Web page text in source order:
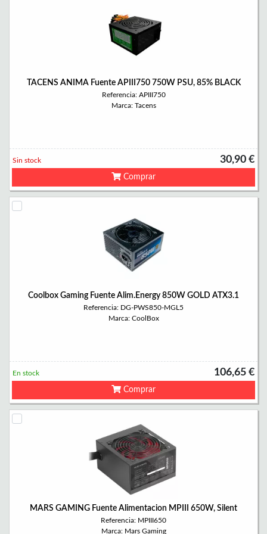
TACENS ANIMA Fuente APIII750 750W PSU, 85% BLACK
Referencia: APIII750
Marca: Tacens
30,90 €
Sin stock
Comprar
Coolbox Gaming Fuente Alim.Energy 850W GOLD ATX3.1
Referencia: DG-PWS850-MGL5
Marca: CoolBox
106,65 €
En stock
Comprar
MARS GAMING Fuente Alimentacion MPIII 650W, Silent
Referencia: MPIII650
Marca: Mars Gaming